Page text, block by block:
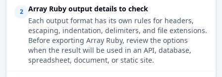
2
Array Ruby output details to check
Each output format has its own rules for headers,
escaping, indentation, delimiters, and file extensions.
Before exporting Array Ruby, review the options
when the result will be used in an API, database,
spreadsheet, document, or static site.